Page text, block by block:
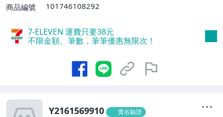
商品編號
101746108292
7-ELEVEN 運費只要38元
不限金額、筆數，筆筆優惠無限次！
Y2161569910 實名驗證